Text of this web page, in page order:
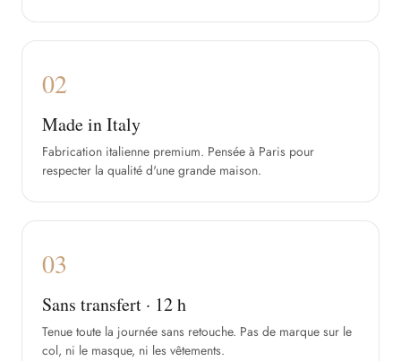
02
Made in Italy
Fabrication italienne premium. Pensée à Paris pour
respecter la qualité d'une grande maison.
03
Sans transfert · 12 h
Tenue toute la journée sans retouche. Pas de marque sur le
col, ni le masque, ni les vêtements.